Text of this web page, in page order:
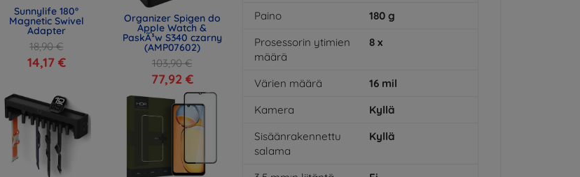
Sunnylife 180°
Magnetic Swivel
Adapter
18,90 €
14,17 €
Organizer Spigen do
Apple Watch &
PaskÃ³w S340 czarny
(AMP07602)
103,90 €
77,92 €
Paino
180 g
Prosessorin ytimien
määrä
8 x
Värien määrä 16 mil
Kamera
Kyllä
Sisäänrakennettu
salama
Kyllä